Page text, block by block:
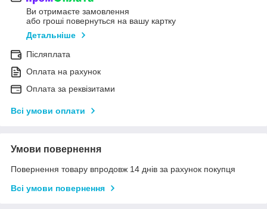
Ви отримаєте замовлення
або гроші повернуться на вашу картку
Детальніше
Післяплата
Оплата на рахунок
Оплата за реквізитами
Всі умови оплати
Умови повернення
Повернення товару впродовж 14 днів за рахунок покупця
Всі умови повернення